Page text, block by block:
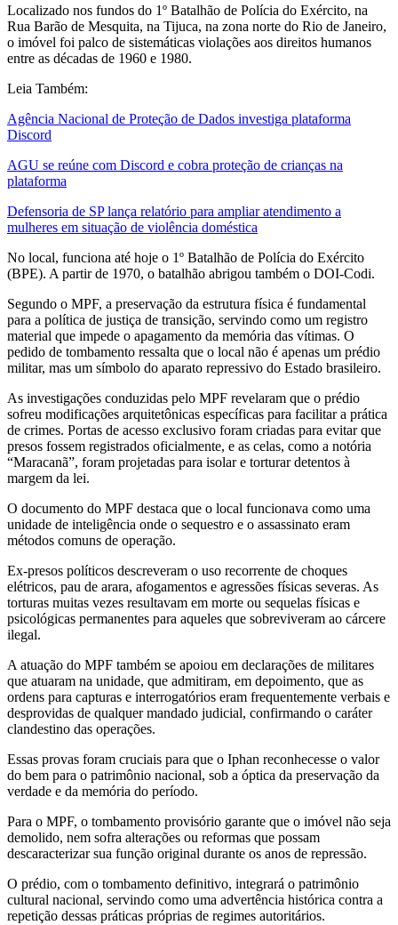
Localizado nos fundos do 1º Batalhão de Polícia do Exército, na
Rua Barão de Mesquita, na Tijuca, na zona norte do Rio de Janeiro,
o imóvel foi palco de sistemáticas violações aos direitos humanos
entre as décadas de 1960 e 1980.
Leia Também:
Agência Nacional de Proteção de Dados investiga plataforma
Discord
AGU se reúne com Discord e cobra proteção de crianças na
plataforma
Defensoria de SP lança relatório para ampliar atendimento a
mulheres em situação de violência doméstica
No local, funciona até hoje o 1º Batalhão de Polícia do Exército
(BPE). A partir de 1970, o batalhão abrigou também o DOI-Codi.
Segundo o MPF, a preservação da estrutura física é fundamental
para a política de justiça de transição, servindo como um registro
material que impede o apagamento da memória das vítimas. O
pedido de tombamento ressalta que o local não é apenas um prédio
militar, mas um símbolo do aparato repressivo do Estado brasileiro.
As investigações conduzidas pelo MPF revelaram que o prédio
sofreu modificações arquitetônicas específicas para facilitar a prática
de crimes. Portas de acesso exclusivo foram criadas para evitar que
presos fossem registrados oficialmente, e as celas, como a notória
“Maracanã”, foram projetadas para isolar e torturar detentos à
margem da lei.
O documento do MPF destaca que o local funcionava como uma
unidade de inteligência onde o sequestro e o assassinato eram
métodos comuns de operação.
Ex-presos políticos descreveram o uso recorrente de choques
elétricos, pau de arara, afogamentos e agressões físicas severas. As
torturas muitas vezes resultavam em morte ou sequelas físicas e
psicológicas permanentes para aqueles que sobreviveram ao cárcere
ilegal.
A atuação do MPF também se apoiou em declarações de militares
que atuaram na unidade, que admitiram, em depoimento, que as
ordens para capturas e interrogatórios eram frequentemente verbais e
desprovidas de qualquer mandado judicial, confirmando o caráter
clandestino das operações.
Essas provas foram cruciais para que o Iphan reconhecesse o valor
do bem para o patrimônio nacional, sob a óptica da preservação da
verdade e da memória do período.
Para o MPF, o tombamento provisório garante que o imóvel não seja
demolido, nem sofra alterações ou reformas que possam
descaracterizar sua função original durante os anos de repressão.
O prédio, com o tombamento definitivo, integrará o patrimônio
cultural nacional, servindo como uma advertência histórica contra a
repetição dessas práticas próprias de regimes autoritários.